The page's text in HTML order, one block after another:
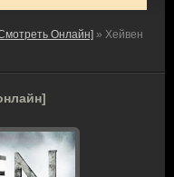
Онлайн] » Хейвен